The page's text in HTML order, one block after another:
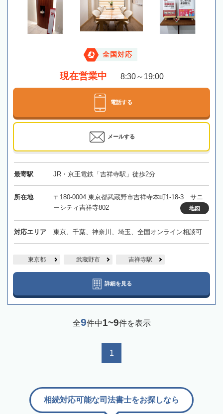
全国対応
現在営業中 8:30～19:00
電話する
メールする
最寄駅 JR・京王電鉄「吉祥寺駅」徒歩2分
所在地
〒180-0004 東京都武蔵野市吉祥寺本町1-18-3 サニ
ーシティ吉祥寺802
地図
対応エリア 東京、千葉、神奈川、埼玉、全国オンライン相談可
東京都 武蔵野市 吉祥寺駅
詳細を見る
全9件中1~9件を表示
1
相続対応可能な司法書士をお探しなら